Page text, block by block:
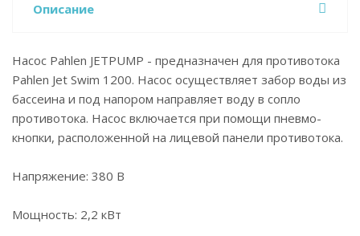
Описание
Насос Pahlen JETPUMP - предназначен для противотока
Pahlen Jet Swim 1200. Насос осуществляет забор воды из
бассеина и под напором направляет воду в сопло
противотока. Насос включается при помощи пневмо-
кнопки, расположенной на лицевой панели противотока.
Напряжение: 380 В
Мощность: 2,2 кВт